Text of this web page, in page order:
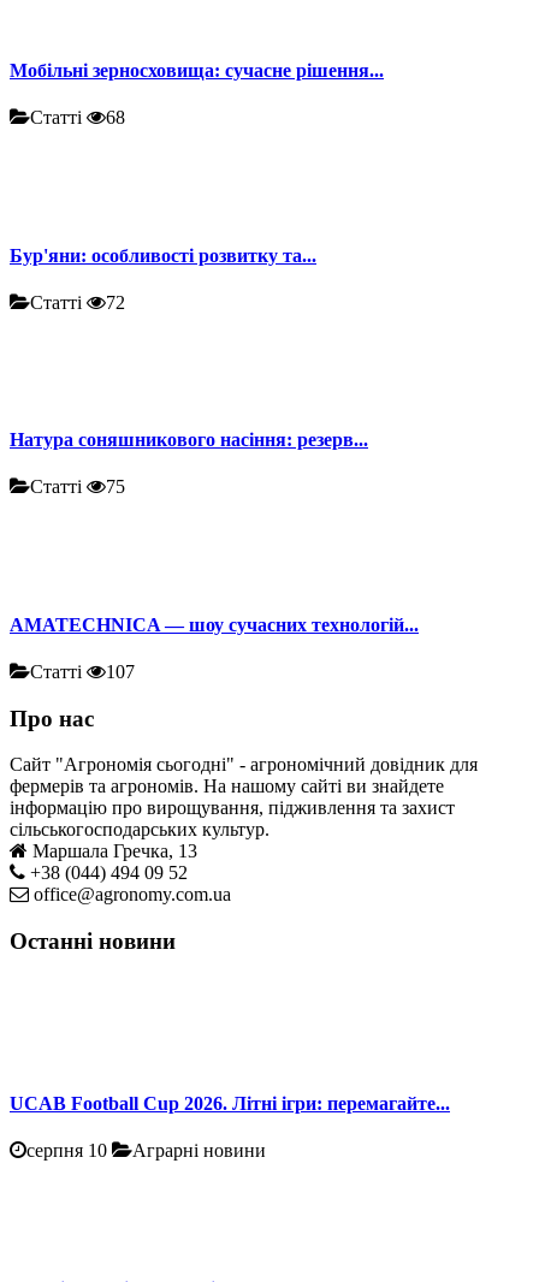
Мобільні зерносховища: сучасне рішення...
Статті 68
Бур'яни: особливості розвитку та...
Статті 72
Натура соняшникового насіння: резерв...
Статті 75
AMATECHNICA — шоу сучасних технологій...
Статті 107
Про нас
Сайт "Агрономія сьогодні" - агрономічний довідник для
фермерів та агрономів. На нашому сайті ви знайдете
інформацію про вирощування, підживлення та захист
сільськогосподарських культур.
Маршала Гречка, 13
+38 (044) 494 09 52
office@agronomy.com.ua
Останні новини
UCAB Football Cup 2026. Літні ігри: перемагайте...
серпня 10 Аграрні новини